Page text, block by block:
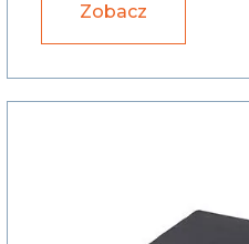
Zobacz